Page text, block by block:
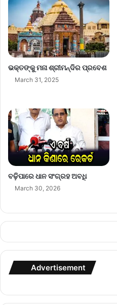
ଭକ୍ତଙ୍କୁ ମନା ଶ୍ରୀମନ୍ଦିର ପ୍ରବେଶ
March 31, 2025
ବଢ଼ିପାରେ ଧାନ ସଂଗ୍ରହ ଅବଧି
March 30, 2026
Advertisement